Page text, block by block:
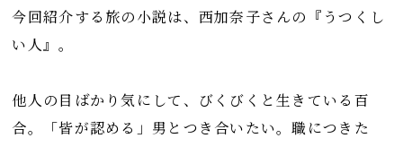
今回紹介する旅の小説は、西加奈子さんの『うつくし
い人』。
他人の目ばかり気にして、びくびくと生きている百
合。「皆が認める」男とつき合いたい。職につきた